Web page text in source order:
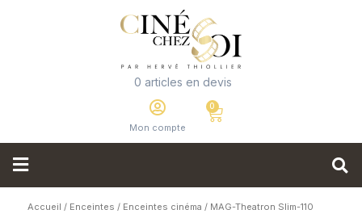
0 articles en devis
Mon compte
Accueil / Enceintes / Enceintes cinéma / MAG-Theatron Slim-110